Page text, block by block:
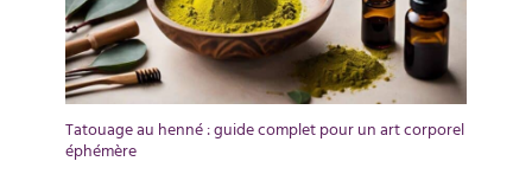
Tatouage au henné : guide complet pour un art corporel
éphémère